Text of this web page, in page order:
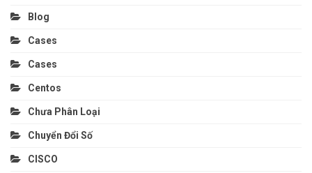
Blog
Cases
Cases
Centos
Chưa Phân Loại
Chuyển Đổi Số
CISCO